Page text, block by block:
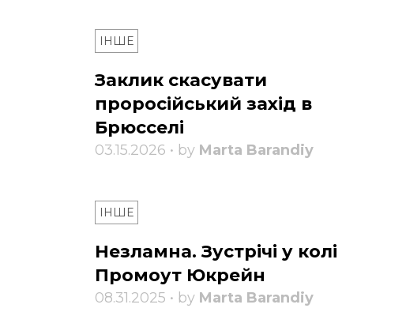
ІНШЕ
Заклик скасувати
проросійський захід в
Брюсселі
03.15.2026 • by Marta Barandiy
ІНШЕ
Незламна. Зустрічі у колі
Промоут Юкрейн
08.31.2025 • by Marta Barandiy